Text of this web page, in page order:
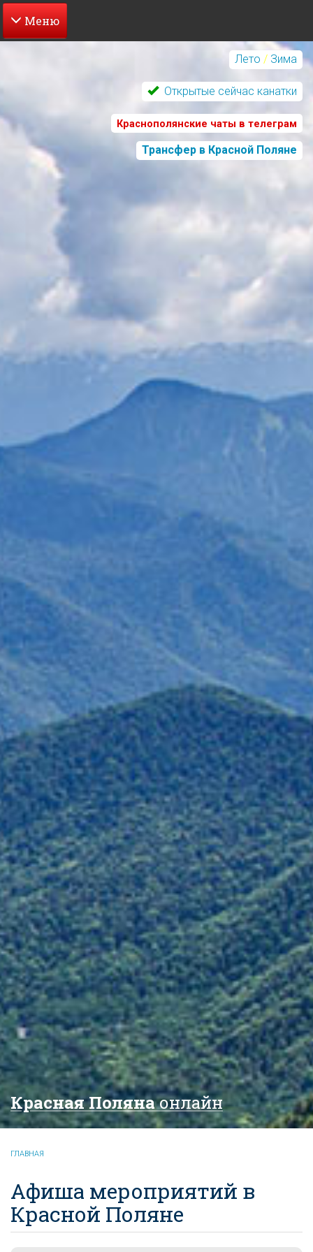
Перейти
содержанию
Лето / Зима
Открытые сейчас канатки
Краснополянские чаты в телеграм
Трансфер в Красной Поляне
Красная Полянаонлайн
ГЛАВНАЯ
Афиша мероприятий в
Красной Поляне